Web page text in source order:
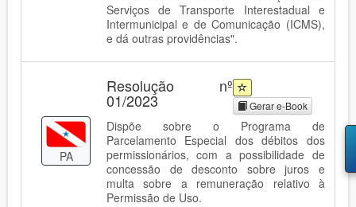
Serviços de Transporte Interestadual e
Intermunicipal e de Comunicação (ICMS),
e dá outras providências".
PA
Resolução nº
01/2023 Gerar e-Book
Dispõe sobre o Programa de
Parcelamento Especial dos débitos dos
permissionários, com a possibilidade de
concessão de desconto sobre juros e
multa sobre a remuneração relativo à
Permissão de Uso.